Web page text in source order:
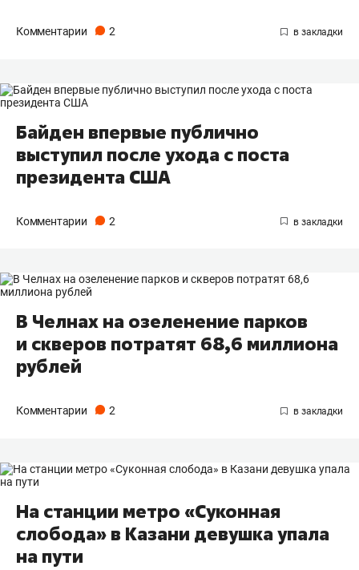
Комментарии 2
Байден впервые публично
выступил после ухода с поста
президента США
Комментарии 2
В Челнах на озеленение парков
и скверов потратят 68,6 миллиона
рублей
Комментарии 2
На станции метро «Суконная
слобода» в Казани девушка упала
на пути